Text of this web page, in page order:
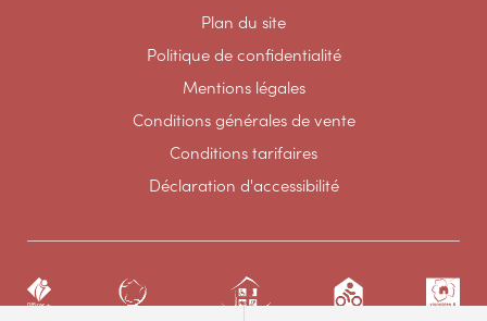
Plan du site
Politique de confidentialité
Mentions légales
Conditions générales de vente
Conditions tarifaires
Déclaration d'accessibilité